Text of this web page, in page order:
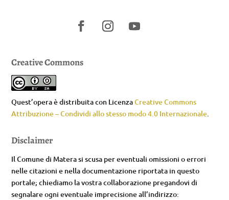
Creative Commons
Quest’opera è distribuita con LicenzaCreative Commons
Attribuzione – Condividi allo stesso modo 4.0 Internazionale
Disclaimer
Il Comune di Matera si scusa per eventuali omissioni o errori
nelle citazioni e nella documentazione riportata in questo
portale; chiediamo la vostra collaborazione pregandovi di
segnalare ogni eventuale imprecisione all’indirizzo: